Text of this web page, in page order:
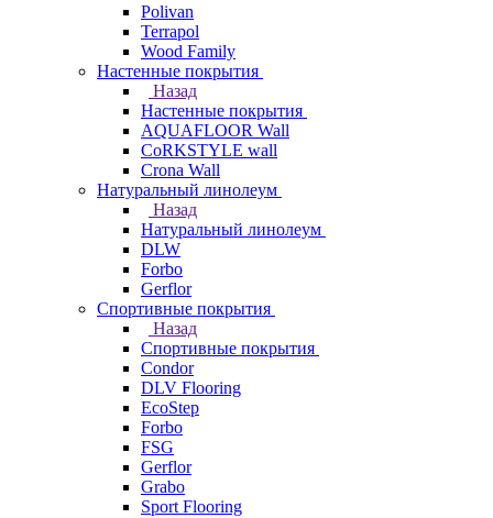
Polivan
Terrapol
Wood Family
Настенные покрытия
Назад
Настенные покрытия
AQUAFLOOR Wall
CoRKSTYLE wall
Crona Wall
Натуральный линолеум
Назад
Натуральный линолеум
DLW
Forbo
Gerflor
Спортивные покрытия
Назад
Спортивные покрытия
Condor
DLV Flooring
EcoStep
Forbo
FSG
Gerflor
Grabo
Sport Flooring